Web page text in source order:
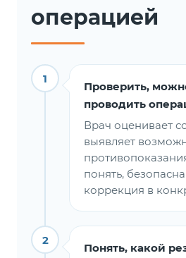
операцией
1
Проверить,
проводить
Врач оценивает
выявляет
понять,
коррекция в
2
Понять, какой